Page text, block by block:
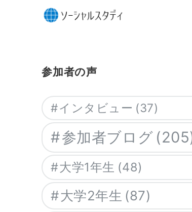
参加者の声
インタビュー (37)
参加者ブログ
大学1年生 (48)
大学2年生 (87)